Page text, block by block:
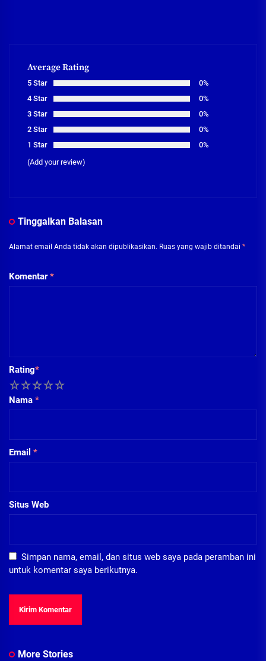
Average Rating
5 Star
0%
4 Star
0%
3 Star
0%
2 Star
0%
1 Star
0%
(Add your review)
Tinggalkan Balasan
Alamat email Anda tidak akan dipublikasikan. Ruas yang wajib ditandai *
Komentar*
Rating*
5
4
3
2
Nama *
Email *
Situs Web
Simpan nama, email, dan situs web saya pada peramban ini
untuk komentar saya berikutnya.
More Stories